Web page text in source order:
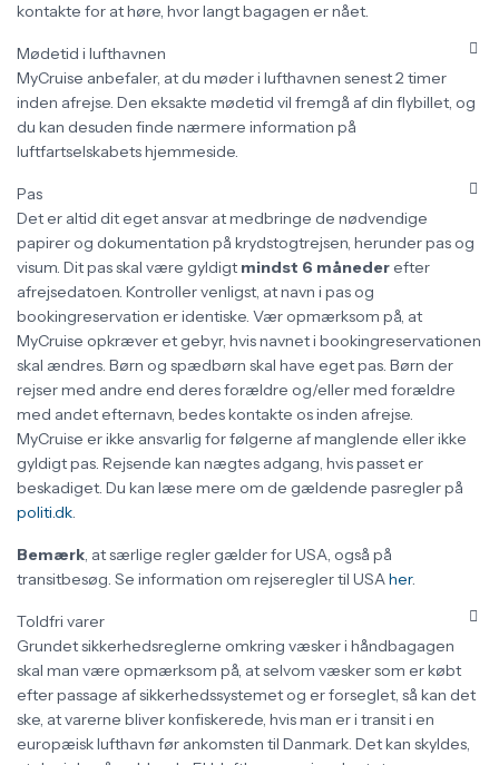
kontakte for at høre, hvor langt bagagen er nået.
Mødetid i lufthavnen
MyCruise anbefaler, at du møder i lufthavnen senest 2 timer
inden afrejse. Den eksakte mødetid vil fremgå af din flybillet, og
du kan desuden finde nærmere information på
luftfartselskabets hjemmeside.
Pas
Det er altid dit eget ansvar at medbringe de nødvendige
papirer og dokumentation på krydstogtrejsen, herunder pas og
visum. Dit pas skal være gyldigt mindst 6 måneder efter
afrejsedatoen. Kontroller venligst, at navn i pas og
bookingreservation er identiske. Vær opmærksom på, at
MyCruise opkræver et gebyr, hvis navnet i bookingreservationen
skal ændres. Børn og spædbørn skal have eget pas. Børn der
rejser med andre end deres forældre og/eller med forældre
med andet efternavn, bedes kontakte os inden afrejse.
MyCruise er ikke ansvarlig for følgerne af manglende eller ikke
gyldigt pas. Rejsende kan nægtes adgang, hvis passet er
beskadiget. Du kan læse mere om de gældende pasregler på
politi.dk.
Bemærk, at særlige regler gælder for USA, også på
transitbesøg. Se information om rejseregler til USAher.
Toldfri varer
Grundet sikkerhedsreglerne omkring væsker i håndbagagen
skal man være opmærksom på, at selvom væsker som er købt
efter passage af sikkerhedssystemet og er forseglet, så kan det
ske, at varerne bliver konfiskerede, hvis man er i transit i en
europæisk lufthavn før ankomsten til Danmark. Det kan skyldes,